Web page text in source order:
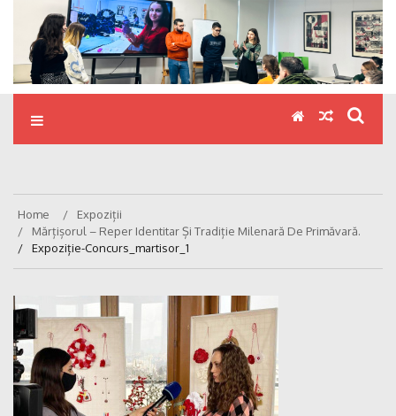
Home
Expoziții
Mărțișorul – Reper Identitar Și Tradiție Milenară De Primăvară.
Expoziție-Concurs_martisor_1